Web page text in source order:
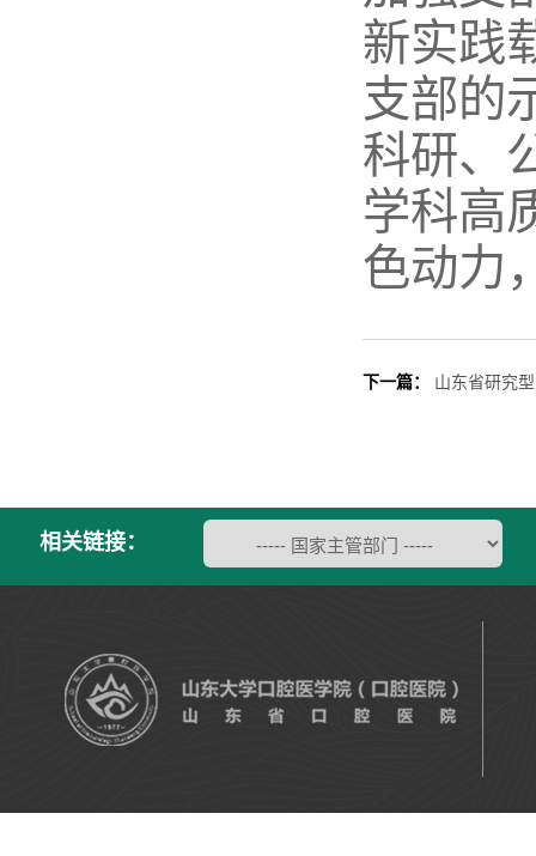
新实践
支部的
科研、
学科高
色动力
下一篇： 山东省研究
相关链接：